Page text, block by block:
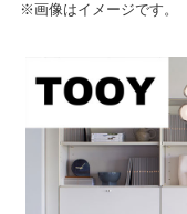
※画像はイメージです。